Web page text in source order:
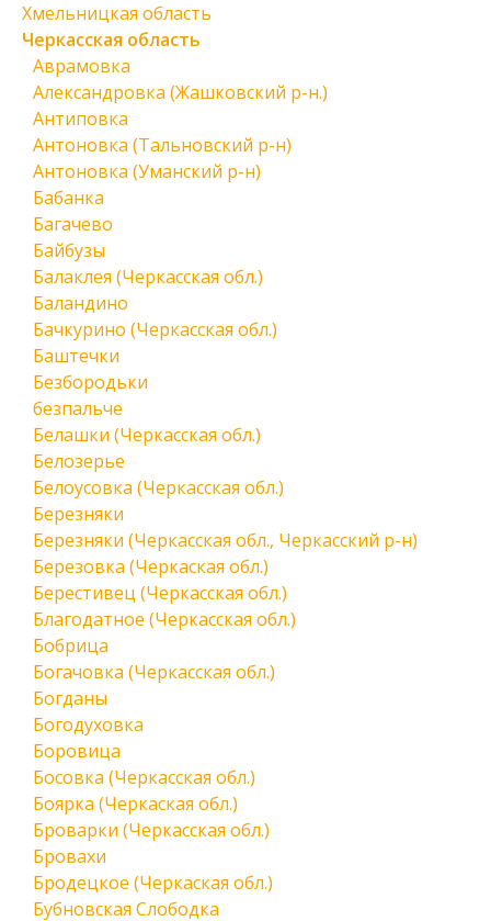
Хмельницкая область
Черкасская область
Аврамовка
Александровка (Жашковский р-н.)
Антиповка
Антоновка (Тальновский р-н)
Антоновка (Уманский р-н)
Бабанка
Багачево
Байбузы
Балаклея (Черкасская обл.)
Баландино
Бачкурино (Черкасская обл.)
Баштечки
Безбородьки
безпальче
Белашки (Черкасская обл.)
Белозерье
Белоусовка (Черкасская обл.)
Березняки
Березняки (Черкасская обл., Черкасский р-н)
Березовка (Черкаская обл.)
Берестивец (Черкасская обл.)
Благодатное (Черкасская обл.)
Бобрица
Богачовка (Черкасская обл.)
Богданы
Богодуховка
Боровица
Босовка (Черкасская обл.)
Боярка (Черкаская обл.)
Броварки (Черкасская обл.)
Бровахи
Бродецкое (Черкаская обл.)
Бубновская Слободка